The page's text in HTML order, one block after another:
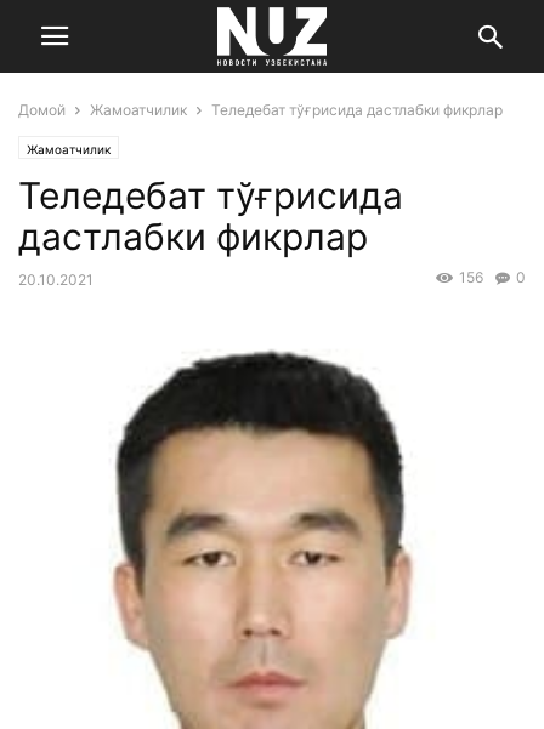
Домой Жамоатчилик Теледебат тўғрисида дастлабки фикрлар
Жамоатчилик
Теледебат тўғрисида
дастлабки фикрлар
20.10.2021 0
156